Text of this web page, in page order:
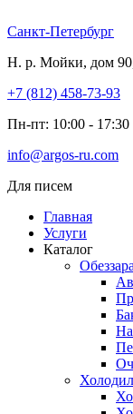
к
Санкт-Петербург
Н. р. Мойки, дом
+7 (812) 458-73-93
Пн-пт: 10:00 - 17:30
info@argos-ru.com
Для писем
Главная
Услуги
Каталог